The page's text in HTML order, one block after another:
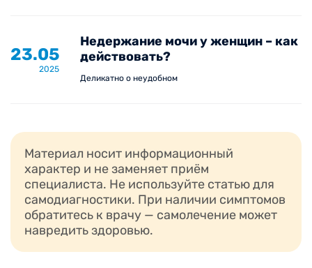
Мужчинам рекомендуется обращаться к урологу при
появлении любых изменений в области мочеполовой
системы. С профилактической целью
представителям сильного пола старше 40 лет
следует посещать врача 1 раз в год. Это позволит
своевременно выявить различные патологии на
начальных этапах развития. Обследование у мужчин
23.05
2025
Недержание мочи у женщин – как
действовать?
Деликатно о неудобном
Материал носит информационный
характер и не заменяет приём
специалиста. Не используйте статью для
самодиагностики. При наличии симптомов
обратитесь к врачу — самолечение может
навредить здоровью.